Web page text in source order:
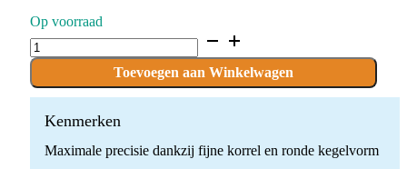
Op voorraad
D.846KR.016.F.FG
x
Boren
quantity
Toevoegen aan Winkelwagen
Kenmerken
Maximale precisie dankzij fijne korrel en ronde kegelvorm